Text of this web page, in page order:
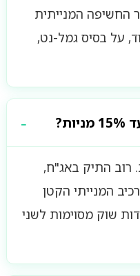
החשיפה המנייתית
על בסיס גמל-נט,
רוב התיק באג"ח,
המנייתי הקטן
שוק מסוימות לשני